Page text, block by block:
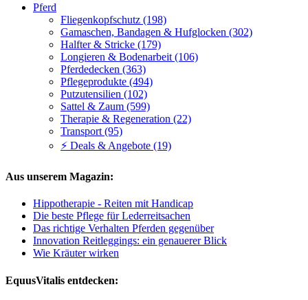
Pferd
Fliegenkopfschutz (198)
Gamaschen, Bandagen & Hufglocken (302)
Halfter & Stricke (179)
Longieren & Bodenarbeit (106)
Pferdedecken (363)
Pflegeprodukte (494)
Putzutensilien (102)
Sattel & Zaum (599)
Therapie & Regeneration (22)
Transport (95)
⚡ Deals & Angebote (19)
Aus unserem Magazin:
Hippotherapie - Reiten mit Handicap
Die beste Pflege für Lederreitsachen
Das richtige Verhalten Pferden gegenüber
Innovation Reitleggings: ein genauerer Blick
Wie Kräuter wirken
EquusVitalis entdecken: